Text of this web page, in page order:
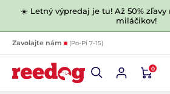
☀️ Letný výpredaj je tu! Až 50% zľavy
miláčikov!
Zavolajte nám (Po-Pi 7-15)
0